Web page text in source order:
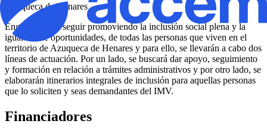
Azuqueca de Henares
Engloba busca seguir promoviendo la inclusión social plena y la
igualdad de oportunidades, de todas las personas que viven en el
territorio de Azuqueca de Henares y para ello, se llevarán a cabo dos
líneas de actuación. Por un lado, se buscará dar apoyo, seguimiento
y formación en relación a trámites administrativos y por otro lado, se
elaborarán itinerarios integrales de inclusión para aquellas personas
que lo soliciten y seas demandantes del IMV.
Financiadores